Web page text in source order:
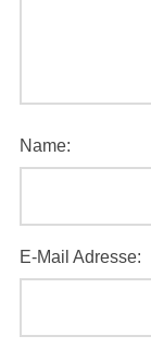
Name:
E-Mail Adresse: